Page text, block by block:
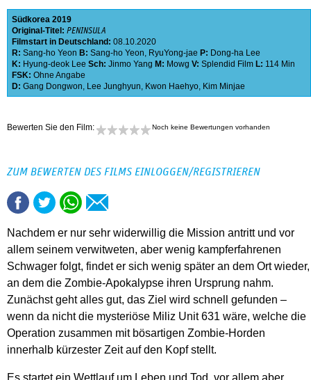
Südkorea 2019
Original-Titel: PENINSULA
Filmstart in Deutschland: 08.10.2020
R: Sang-ho Yeon B: Sang-ho Yeon, RyuYong-jae P: Dong-ha Lee
K: Hyung-deok Lee Sch: Jinmo Yang M: Mowg V: Splendid Film L: 114 Min
FSK: Ohne Angabe
D: Gang Dongwon, Lee Junghyun, Kwon Haehyo, Kim Minjae
Bewerten Sie den Film: Noch keine Bewertungen vorhanden
ZUM BEWERTEN DES FILMS EINLOGGEN/REGISTRIEREN
Nachdem er nur sehr widerwillig die Mission antritt und vor
allem seinem verwitweten, aber wenig kampferfahrenen
Schwager folgt, findet er sich wenig später an dem Ort wieder,
an dem die Zombie-Apokalypse ihren Ursprung nahm.
Zunächst geht alles gut, das Ziel wird schnell gefunden –
wenn da nicht die mysteriöse Miliz Unit 631 wäre, welche die
Operation zusammen mit bösartigen Zombie-Horden
innerhalb kürzester Zeit auf den Kopf stellt.